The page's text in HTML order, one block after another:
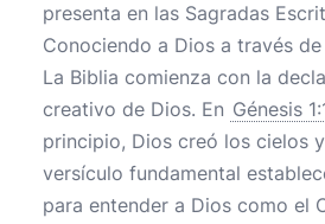
presenta en las Sagradas
Conociendo a Dios a través
La Biblia comienza con la
creativo de Dios. En Génesis
principio, Dios creó los cielos
versículo fundamental
para entender a Dios como el